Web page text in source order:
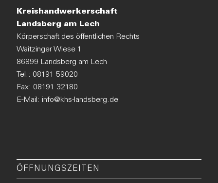
Kreishandwerkerschaft
Landsberg am Lech
Körperschaft des öffentlichen Rechts
Waitzinger Wiese 1
86899 Landsberg am Lech
Tel.: 08191 59020
Fax: 08191 32180
E-Mail: info@khs-landsberg.de
ÖFFNUNGSZEITEN